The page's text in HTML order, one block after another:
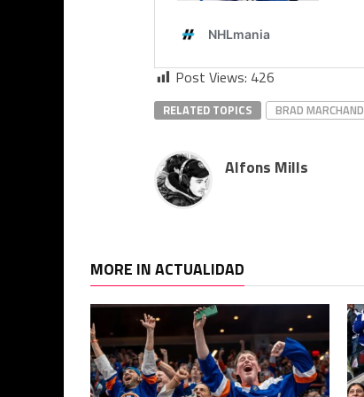
Post Views: 426
RELATED TOPICS BRAD MARCHAND
Alfons Mills
MORE IN ACTUALIDAD